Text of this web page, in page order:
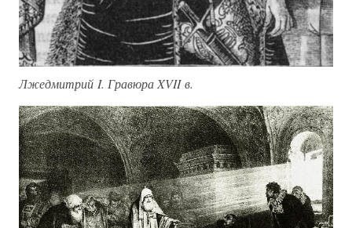
Лжедмитрий I. Гравюра XVII в.